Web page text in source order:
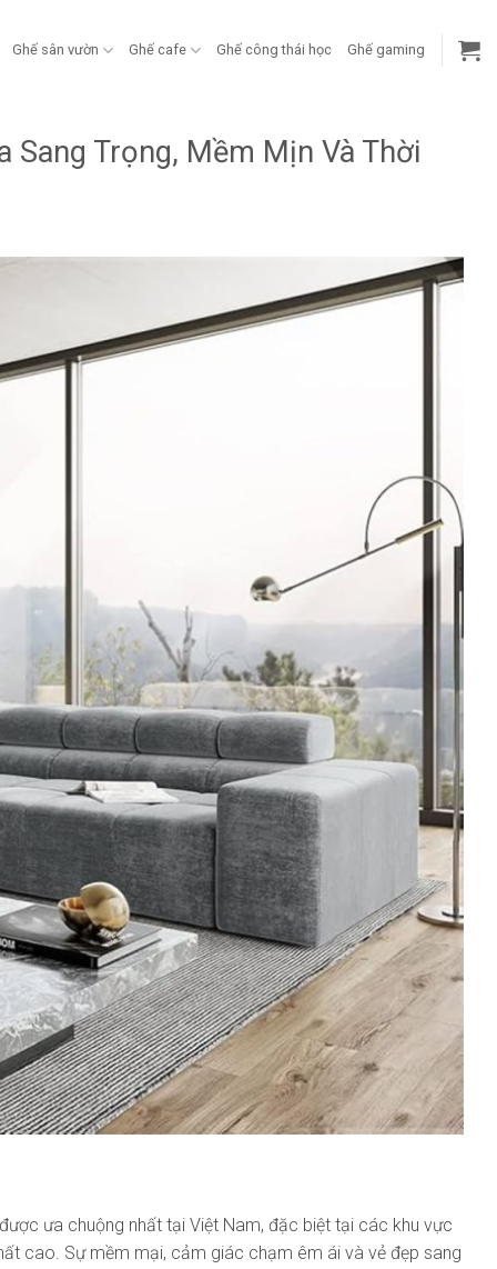
Ghế sân vườn Ghế cafe Ghế công thái học Ghế gaming
Sang Trọng, Mềm Mịn Và Thời
ưa chuộng nhất tại Việt Nam, đặc biệt tại các khu vực
cao. Sự mềm mại, cảm giác chạm êm ái và vẻ đẹp sang